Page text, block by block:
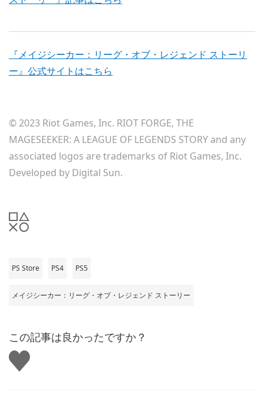
『メイジシーカー：リーグ・オブ・レジェンド ストーリ
ー』公式サイトはこちら
© 2023 Riot Games, Inc. RIOT FORGE, THE
MAGESEEKER: A LEAGUE OF LEGENDS STORY and any
associated logos are trademarks of Riot Games, Inc.
Developed by Digital Sun.
PS Store PS4 PS5
メイジシーカー：リーグ・オブ・レジェンド ストーリー
この記事は良かったですか？
い
い